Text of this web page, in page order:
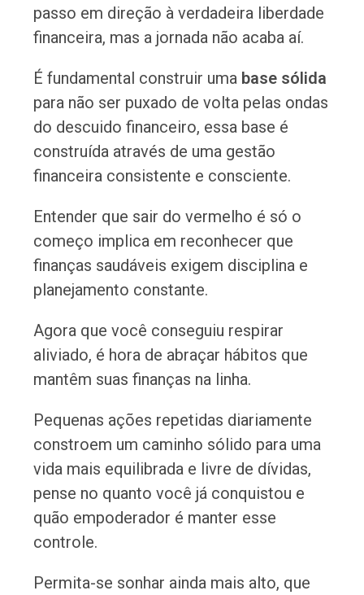
passo em direção à verdadeira liberdade
financeira, mas a jornada não acaba aí.
É fundamental construir uma base sólida
para não ser puxado de volta pelas ondas
do descuido financeiro, essa base é
construída através de uma gestão
financeira consistente e consciente.
Entender que sair do vermelho é só o
começo implica em reconhecer que
finanças saudáveis exigem disciplina e
planejamento constante.
Agora que você conseguiu respirar
aliviado, é hora de abraçar hábitos que
mantêm suas finanças na linha.
Pequenas ações repetidas diariamente
constroem um caminho sólido para uma
vida mais equilibrada e livre de dívidas,
pense no quanto você já conquistou e
quão empoderador é manter esse
controle.
Permita-se sonhar ainda mais alto, que